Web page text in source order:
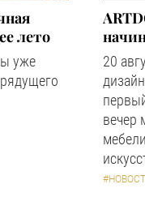
лето
уже
20
вечер